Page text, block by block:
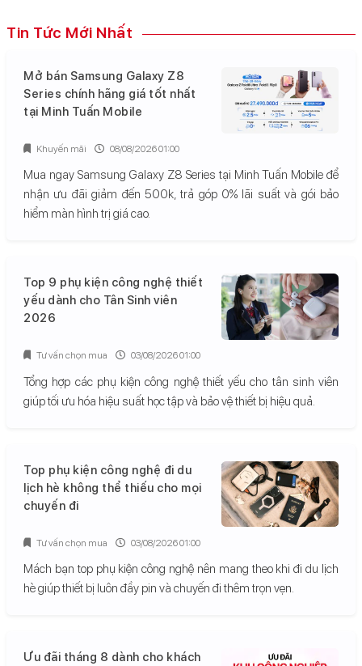
Tin Tức Mới Nhất
Mở bán Samsung Galaxy Z8
Series chính hãng giá tốt nhất
tại Minh Tuấn Mobile
Mua ngay Samsung Galaxy Z8 Series tại Minh Tuấn Mobile để
nhận ưu đãi giảm đến 500k, trả góp 0% lãi suất và gói bảo
hiểm màn hình trị giá cao.
Khuyến mãi 08/08/2026 01:00
Top 9 phụ kiện công nghệ thiết
yếu dành cho Tân Sinh viên
2026
Tổng hợp các phụ kiện công nghệ thiết yếu cho tân sinh viên
giúp tối ưu hóa hiệu suất học tập và bảo vệ thiết bị hiệu quả.
Tư vấn chọn mua 03/08/2026 01:00
Top phụ kiện công nghệ đi du
lịch hè không thể thiếu cho mọi
chuyến đi
Mách bạn top phụ kiện công nghệ nên mang theo khi đi du lịch
hè giúp thiết bị luôn đầy pin và chuyến đi thêm trọn vẹn.
Tư vấn chọn mua 03/08/2026 01:00
Ưu đãi tháng 8 dành cho khách